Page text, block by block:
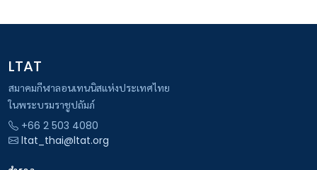
LTAT
สมาคมกีฬาลอนเทนนิสแห่งประเทศไทย
ในพระบรมราชูปถัมภ์
+66 2 503 4080
ltat_thai@ltat.org